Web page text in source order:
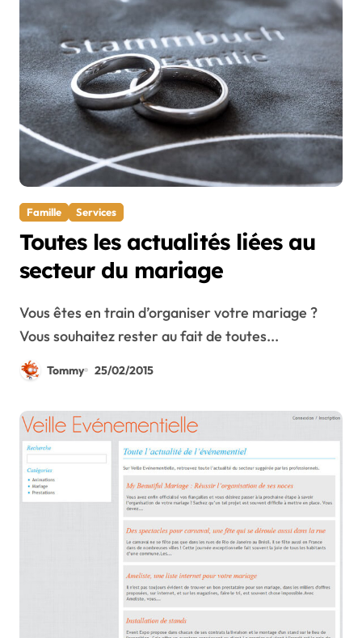
Famille Services
Toutes les actualités liées au
secteur du mariage
Vous êtes en train d’organiser votre mariage ?
Vous souhaitez rester au fait de toutes...
Tommy 25/02/2015